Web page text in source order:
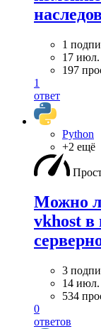
1
17 июл.
197
1
ответ
Python
+2 ещё
Можно
vkhost в
3
14 июл.
534
0
ответов